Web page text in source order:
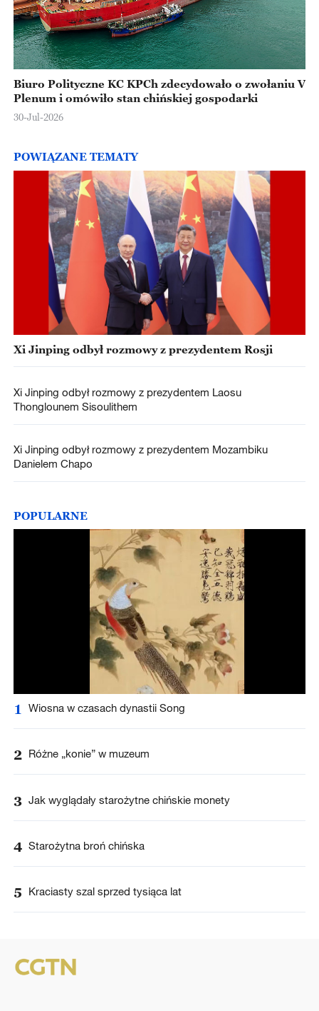
Biuro Polityczne KC KPCh zdecydowało o zwołaniu V
Plenum i omówiło stan chińskiej gospodarki
30-Jul-2026
POWIĄZANE TEMATY
Xi Jinping odbył rozmowy z prezydentem Rosji
Xi Jinping odbył rozmowy z prezydentem Laosu
Thonglounem Sisoulithem
Xi Jinping odbył rozmowy z prezydentem Mozambiku
Danielem Chapo
POPULARNE
1 Wiosna w czasach dynastii Song
2 Różne „konie” w muzeum
3 Jak wyglądały starożytne chińskie monety
4 Starożytna broń chińska
5 Kraciasty szal sprzed tysiąca lat